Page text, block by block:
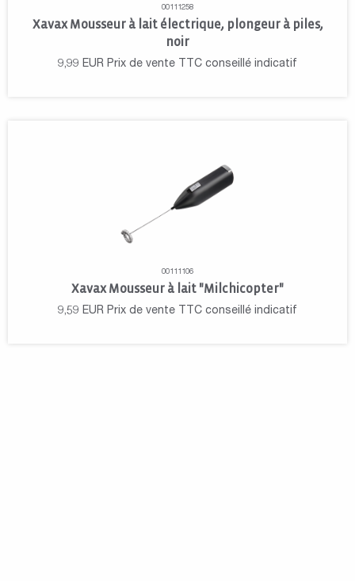
00111258
Xavax Mousseur à lait électrique, plongeur à piles,
noir
9,99 EUR Prix de vente TTC conseillé indicatif
00111106
Xavax Mousseur à lait "Milchicopter"
9,59 EUR Prix de vente TTC conseillé indicatif